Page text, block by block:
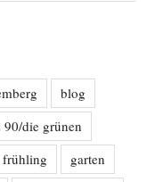
blog
90/die grünen
frühling
garten